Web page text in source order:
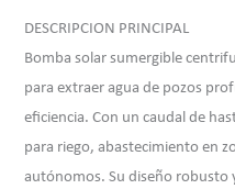
DESCRIPCION PRINCIPAL
Bomba solar sumergible
para extraer agua de pozos
eficiencia. Con un caudal de
para riego, abastecimiento en
autónomos. Su diseño robusto